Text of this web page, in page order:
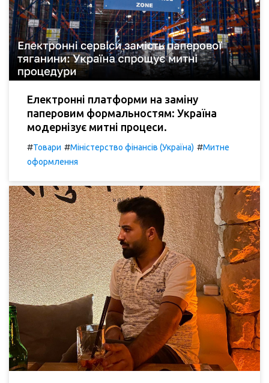
Електронні платформи на заміну
паперовим формальностям: Україна
модернізує митні процеси.
#Товари #Міністерство фінансів (Україна) #Митне
оформлення